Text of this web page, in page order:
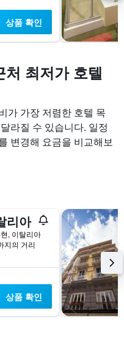
상품 확인
최저가 호텔
가 가장 저렴한 호텔 목
라질 수 있습니다. 일정
변경해 요금을 비교해보
리아
, 이탈리아
지의 거리
상품 확인